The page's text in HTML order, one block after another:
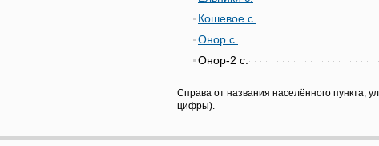
Кошевое с.
Онор с.
Онор-2 с.
Справа от названия населённого
цифры).